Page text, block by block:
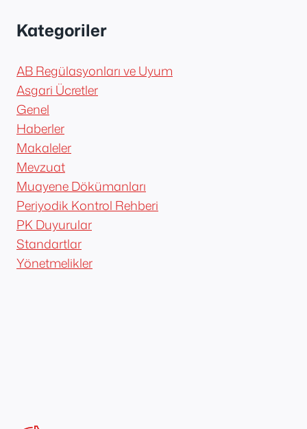
Kategoriler
AB Regülasyonları ve Uyum
Asgari Ücretler
Genel
Haberler
Makaleler
Mevzuat
Muayene Dökümanları
Periyodik Kontrol Rehberi
PK Duyurular
Standartlar
Yönetmelikler